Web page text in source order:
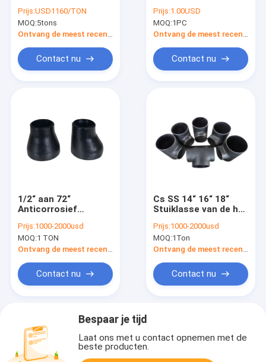
ST37.2 van BS10
PN16 SORF het Gele
Schilderen
Prijs:USD1160/TON
MOQ:5tons
Contact nu
GOST 17378 van het
Duimstaal
Prijs:1.00USD
MOQ:1PC
Contact nu
1/2“ aan 72“
Anticorrosief
Reductiemiddel
Naadloze Dikke
120mm van de
Prijs:1000-2000usd
MOQ:1 TON
Ontvang de meest recente Prijs
Contact nu
Cs SS 14“ 16“ 18“
Stuiklasse van de het
Zwarte Roest van de
Pijpmontage het
Bewijsolie
Prijs:1000-2000usd
MOQ:1Ton
Ontvang de meest recente Prijs
Contact nu
Bespaar je tijd
Laat ons met u contact opnemen met de
beste producten.